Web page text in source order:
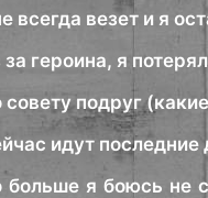
всегда везет и я
за героина, я
совету подруг
идут
больше я боюсь не